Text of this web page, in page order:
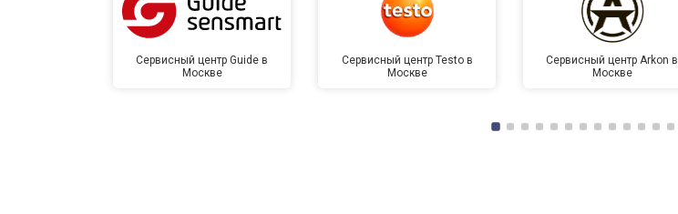
Сервисный центр Guide в
Москве
Сервисный центр Testo в
Москве
Сервисный центр Arkon в
Москве